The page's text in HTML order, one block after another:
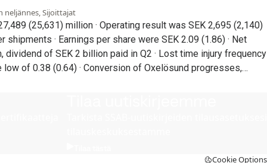
neljännes, Sijoittajat
SEK 2.09 (1.86) · Net
2 billion paid in Q2 · Lost time injury frequency
of Oxelösund progresses,
Cookie Options